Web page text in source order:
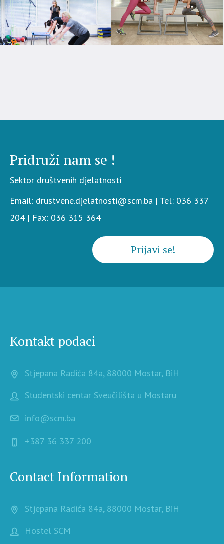
Pridruži nam se !
Sektor društvenih djelatnosti
Email: drustvene.djelatnosti@scm.ba | Tel: 036 337
204 | Fax: 036 315 364
Prijavi se!
Kontakt podaci
Stjepana Radića 84a, 88000 Mostar, BiH
Studentski centar Sveučilišta u Mostaru
info@scm.ba
+387 36 337 200
Contact Information
Stjepana Radića 84a, 88000 Mostar, BiH
Hostel SCM